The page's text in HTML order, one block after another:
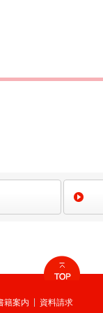
籍案内 資料請求